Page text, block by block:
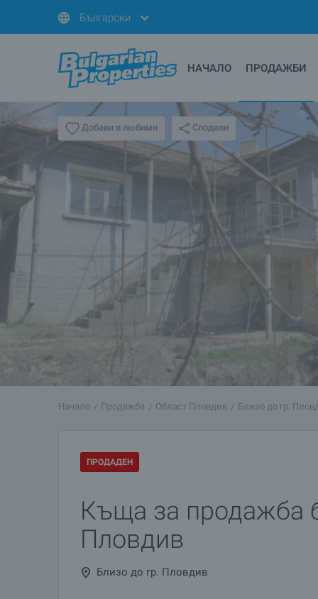
Български
НАЧАЛО ПРОДАЖБИ
Добави в любими Сподели
Начало Продажба Област Пловдив Близо до гр.
ПРОДАДЕН
Къща за продажба
Пловдив
Близо до гр. Пловдив